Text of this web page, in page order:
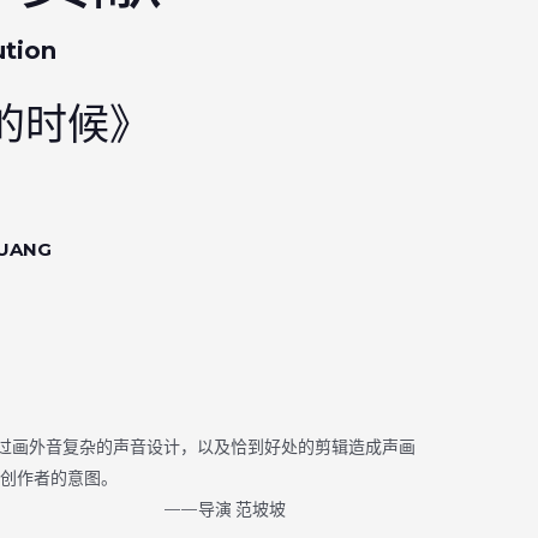
候》
外音复杂的声音设计，以及恰到好处的剪辑造成声画
作者的意图。
——导演 范坡坡